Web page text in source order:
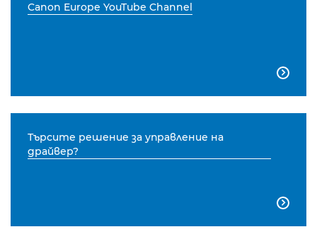
Canon Europe YouTube Channel

Търсите решение за управление на
драйвер?
